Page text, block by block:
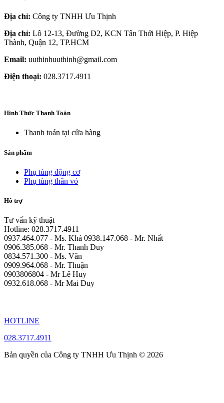
Địa chỉ: Công ty TNHH Ưu Thịnh
Địa chỉ: Lô 12-13, Đường D2, KCN Tân Thới Hiệp, P. Hiệp
Thành, Quận 12, TP.HCM
Email: uuthinhuuthinh@gmail.com
Điện thoại: 028.3717.4911
Hình Thức Thanh Toán
Thanh toán tại cửa hàng
Sản phẩm
Phụ tùng động cơ
Phụ tùng thân vỏ
Hỗ trợ
Tư vấn kỹ thuật
Hotline: 028.3717.4911
0937.464.077 - Ms. Khá 0938.147.068 - Mr. Nhất
0906.385.068 - Mr. Thanh Duy
0834.571.300 - Ms. Vân
0909.964.068 - Mr. Thuận
0903806804 - Mr Lê Huy
0932.618.068 - Mr Mai Duy
HOTLINE
028.3717.4911
Bản quyền của Công ty TNHH Ưu Thịnh © 2026